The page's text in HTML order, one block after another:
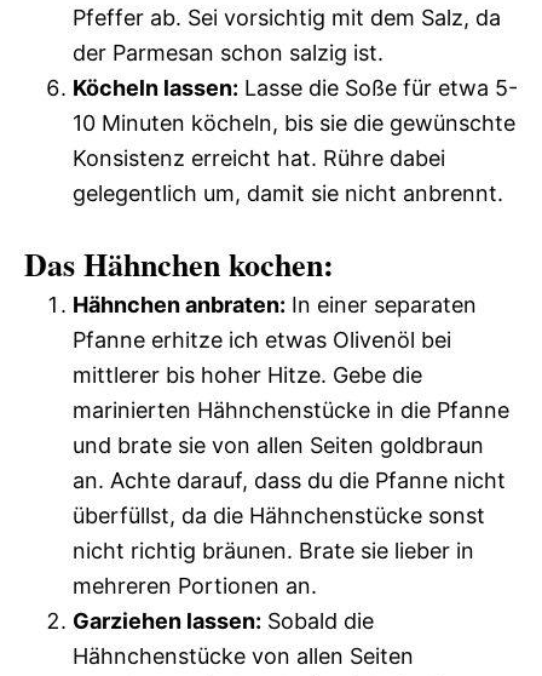
Pfeffer ab. Sei vorsichtig mit dem Salz, da
der Parmesan schon salzig ist.
Köcheln lassen: Lasse die Soße für etwa 5-
10 Minuten köcheln, bis sie die gewünschte
Konsistenz erreicht hat. Rühre dabei
gelegentlich um, damit sie nicht anbrennt.
Das Hähnchen kochen:
Hähnchen anbraten: In einer separaten
Pfanne erhitze ich etwas Olivenöl bei
mittlerer bis hoher Hitze. Gebe die
marinierten Hähnchenstücke in die Pfanne
und brate sie von allen Seiten goldbraun
an. Achte darauf, dass du die Pfanne nicht
überfüllst, da die Hähnchenstücke sonst
nicht richtig bräunen. Brate sie lieber in
mehreren Portionen an.
Garziehen lassen: Sobald die
Hähnchenstücke von allen Seiten